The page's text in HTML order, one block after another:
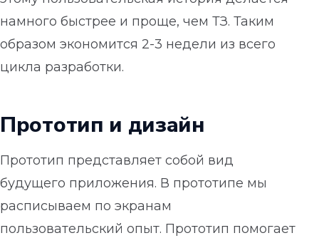
намного быстрее и проще, чем ТЗ. Таким
образом экономится 2-3 недели из всего
цикла разработки.
Прототип и дизайн
Прототип представляет собой вид
будущего приложения. В прототипе мы
расписываем по экранам
пользовательский опыт. Прототип помогает